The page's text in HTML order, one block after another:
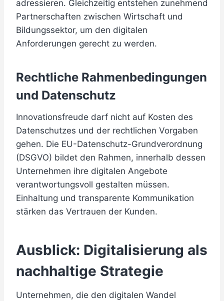
adressieren. Gleichzeitig entstehen zunehmend
Partnerschaften zwischen Wirtschaft und
Bildungssektor, um den digitalen
Anforderungen gerecht zu werden.
Rechtliche Rahmenbedingungen
und Datenschutz
Innovationsfreude darf nicht auf Kosten des
Datenschutzes und der rechtlichen Vorgaben
gehen. Die EU-Datenschutz-Grundverordnung
(DSGVO) bildet den Rahmen, innerhalb dessen
Unternehmen ihre digitalen Angebote
verantwortungsvoll gestalten müssen.
Einhaltung und transparente Kommunikation
stärken das Vertrauen der Kunden.
Ausblick: Digitalisierung als
nachhaltige Strategie
Unternehmen, die den digitalen Wandel